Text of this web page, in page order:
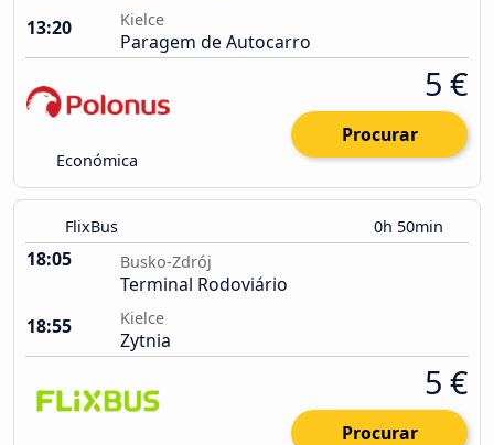
13:20
Kielce
Paragem de Autocarro
Económica
5 €
Procurar
FlixBus 0h 50min
18:05 Busko-Zdrój
Terminal Rodoviário
18:55
Kielce
Zytnia
5 €
Procurar